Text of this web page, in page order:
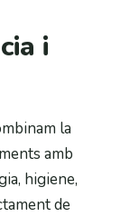
i
la
amb
higiene,
de